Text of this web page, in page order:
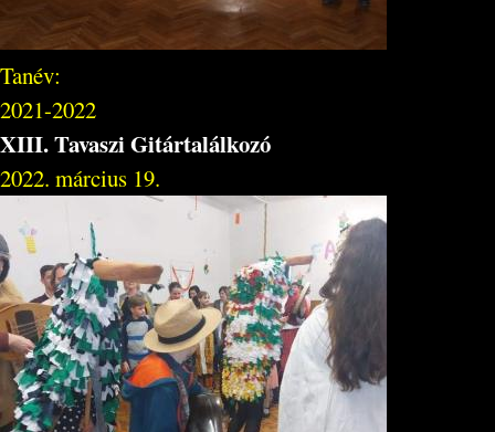
Tanév:
2021-2022
XIII. Tavaszi Gitártalálkozó
2022. március 19.